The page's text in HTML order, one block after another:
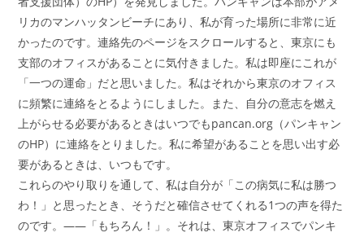
リカのマンハッタンビーチにあり、私が育った場所に非常に近
かったのです。連絡先のページをスクロールすると、東京にも
支部のオフィスがあることに気付きました。私は即座にこれが
「一つの運命」だと思いました。私はそれから東京のオフィス
に頻繁に連絡をとるようにしました。また、自分の意志を燃え
上がらせる必要があるときはいつでもpancan.org（パンキャン
のHP）に連絡をとりました。私に希望があることを思い出す必
要があるときは、いつもです。
これらのやり取りを通して、私は自分が「この病気に私は勝つ
わ！」と思ったとき、そうだと確信させてくれる1つの声を得た
のです。――「もちろん！」。それは、東京オフィスでパンキ